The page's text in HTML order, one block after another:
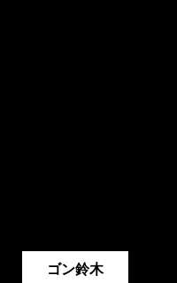
ゴン鈴木